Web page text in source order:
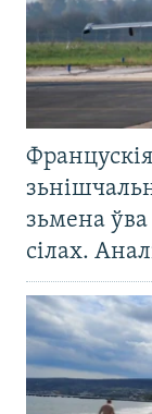
зьмена
сілах.